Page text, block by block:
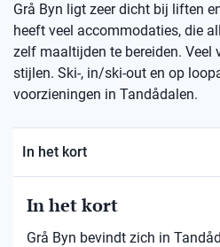
Grå Byn ligt zeer dicht bij liften
heeft veel accommodaties, die
zelf maaltijden te bereiden. Veel
stijlen. Ski-, in/ski-out en op
voorzieningen in Tandådalen.
In het kort
In het kort
Grå Byn bevindt zich in